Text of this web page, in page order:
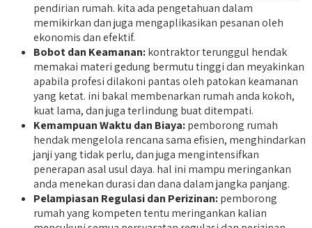
pendirian rumah. kita ada pengetahuan dalam
memikirkan dan juga mengaplikasikan pesanan oleh
ekonomis dan efektif.
Bobot dan Keamanan:kontraktor terunggul hendak
memakai materi gedung bermutu tinggi dan meyakinkan
apabila profesi dilakoni pantas oleh patokan keamanan
yang ketat. ini bakal membenarkan rumah anda kokoh,
kuat lama, dan juga terlindung buat ditempati.
Kemampuan Waktu dan Biaya:pemborong rumah
hendak mengelola rencana sama efisien, menghindarkan
janji yang tidak perlu, dan juga mengintensifkan
penerapan asal usul daya. hal ini mampu meringankan
anda menekan durasi dan dana dalam jangka panjang.
Pelampiasan Regulasi dan Perizinan:pemborong
rumah yang kompeten tentu meringankan kalian